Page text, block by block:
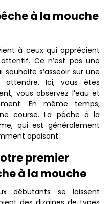
à la mouche
à ceux qui apprécient
Ce n’est pas une
s’asseoir sur une
Ici, vous êtes
vous observez l’eau et
En même temps,
course. La pêche à la
qui est généralement
apaisant.
premier
à la mouche
débutants se laissent